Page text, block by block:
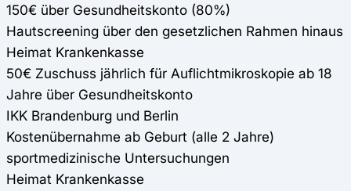
150€ über Gesundheitskonto (80%)
Hautscreening über den gesetzlichen Rahmen hinaus
Heimat Krankenkasse
50€ Zuschuss jährlich für Auflichtmikroskopie ab 18
Jahre über Gesundheitskonto
IKK Brandenburg und Berlin
Kostenübernahme ab Geburt (alle 2 Jahre)
sportmedizinische Untersuchungen
Heimat Krankenkasse